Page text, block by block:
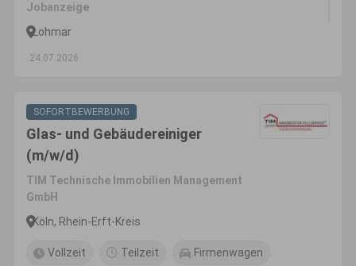
Jobanzeige
Lohmar
24.07.2026
SOFORTBEWERBUNG
Glas- und Gebäudereiniger
(m/w/d)
TIM Technische Immobilien Management
GmbH
Köln, Rhein-Erft-Kreis
Vollzeit Teilzeit Firmenwagen